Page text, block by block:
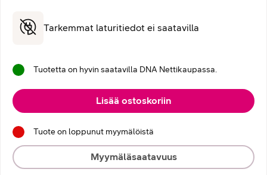
Tarkemmat laturitiedot ei saatavilla
Tuotetta on hyvin saatavilla DNA Nettikaupassa.
Lisää ostoskoriin
Tuote on loppunut myymälöistä
Myymäläsaatavuus